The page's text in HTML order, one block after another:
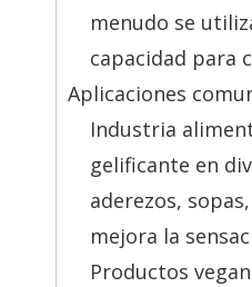
menudo se
capacidad para
Aplicaciones
Industria
gelificante en
aderezos,
mejora la
Productos